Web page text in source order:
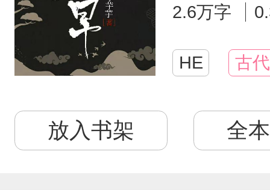
2.6万字
HE 古代
放入书架 全